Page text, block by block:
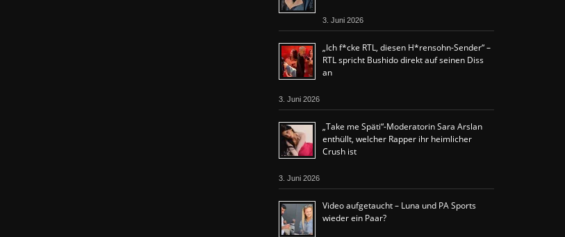
3. Juni 2026
„Ich f*cke RTL, diesen H*rensohn-Sender“ –
RTL spricht Bushido direkt auf seinen Diss
an
3. Juni 2026
„Take me Späti“-Moderatorin Sara Arslan
enthüllt, welcher Rapper ihr heimlicher
Crush ist
3. Juni 2026
Video aufgetaucht – Luna und PA Sports
wieder ein Paar?